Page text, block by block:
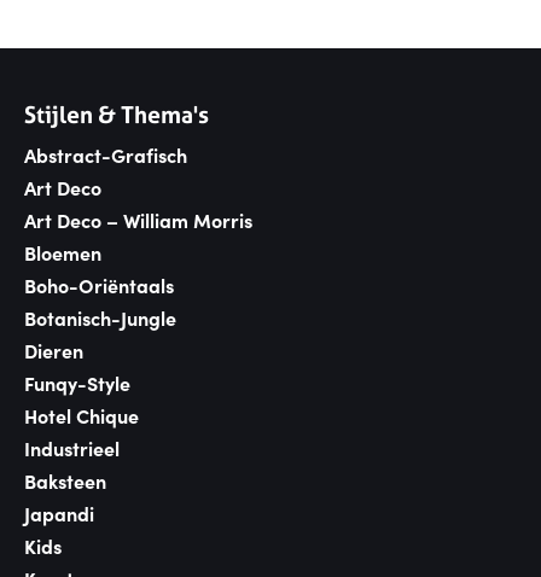
Stijlen & Thema's
Abstract-Grafisch
Art Deco
Art Deco – William Morris
Bloemen
Boho-Oriëntaals
Botanisch-Jungle
Dieren
Funqy-Style
Hotel Chique
Industrieel
Baksteen
Japandi
Kids